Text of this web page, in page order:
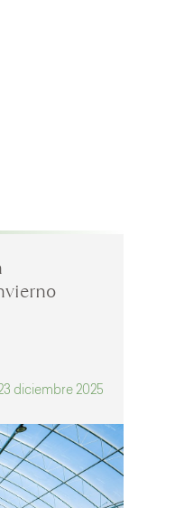
diciembre 2025